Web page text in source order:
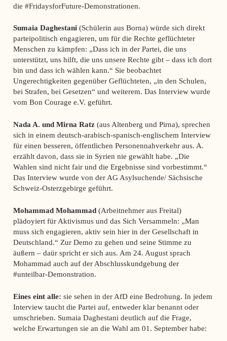
die #FridaysforFuture-Demonstrationen.
Sumaia Daghestani(Schülerin aus Borna) würde sich direkt
parteipolitisch engagieren, um für die Rechte geflüchteter
Menschen zu kämpfen: „Dass ich in der Partei, die uns
unterstützt, uns hilft, die uns unsere Rechte gibt – dass ich dort
bin und dass ich wählen kann.“ Sie beobachtet
Ungerechtigkeiten gegenüber Geflüchteten, „in den Schulen,
bei Strafen, bei Gesetzen“ und weiterem. Das Interview wurde
vom Bon Courage e.V. geführt.
Nada A. und Mirna Ratz(aus Altenberg und Pirna), sprechen
sich in einem deutsch-arabisch-spanisch-englischem Interview
für einen besseren, öffentlichen Personennahverkehr aus. A.
erzählt davon, dass sie in Syrien nie gewählt habe. „Die
Wahlen sind nicht fair und die Ergebnisse sind vorbestimmt.“
Das Interview wurde von der AG Asylsuchende/ Sächsische
Schweiz-Osterzgebirge geführt.
Mohammad Mohammad (Arbeitnehmer aus Freital)
plädoyiert für Aktivismus und das Sich Versammeln: „Man
muss sich engagieren, aktiv sein hier in der Gesellschaft in
Deutschland.“ Zur Demo zu gehen und seine Stimme zu
äußern – daür spricht er sich aus. Am 24. August sprach
Mohammad auch auf der Abschlusskundgebung der
#unteilbar-Demonstration.
Eines eint alle: sie sehen in der AfD eine Bedrohung. In jedem
Interview taucht die Partei auf, entweder klar benannt oder
umschrieben. Sumaia Daghestani deutlich auf die Frage,
welche Erwartungen sie an die Wahl am 01. September habe: